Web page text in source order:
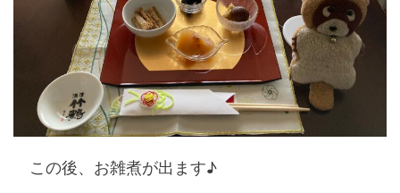
この後、お雑煮が出ます♪